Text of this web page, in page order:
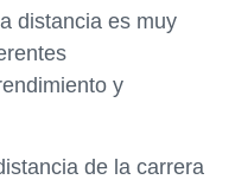
distancia es muy
y
de la carrera